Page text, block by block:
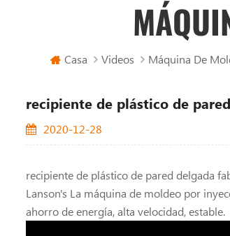
Casa Videos Máquina De
recipiente de plástico de
2020-12-28
recipiente de plástico de pared delgada
Lanson's La máquina de moldeo por
ahorro de energía, alta velocidad, estable.